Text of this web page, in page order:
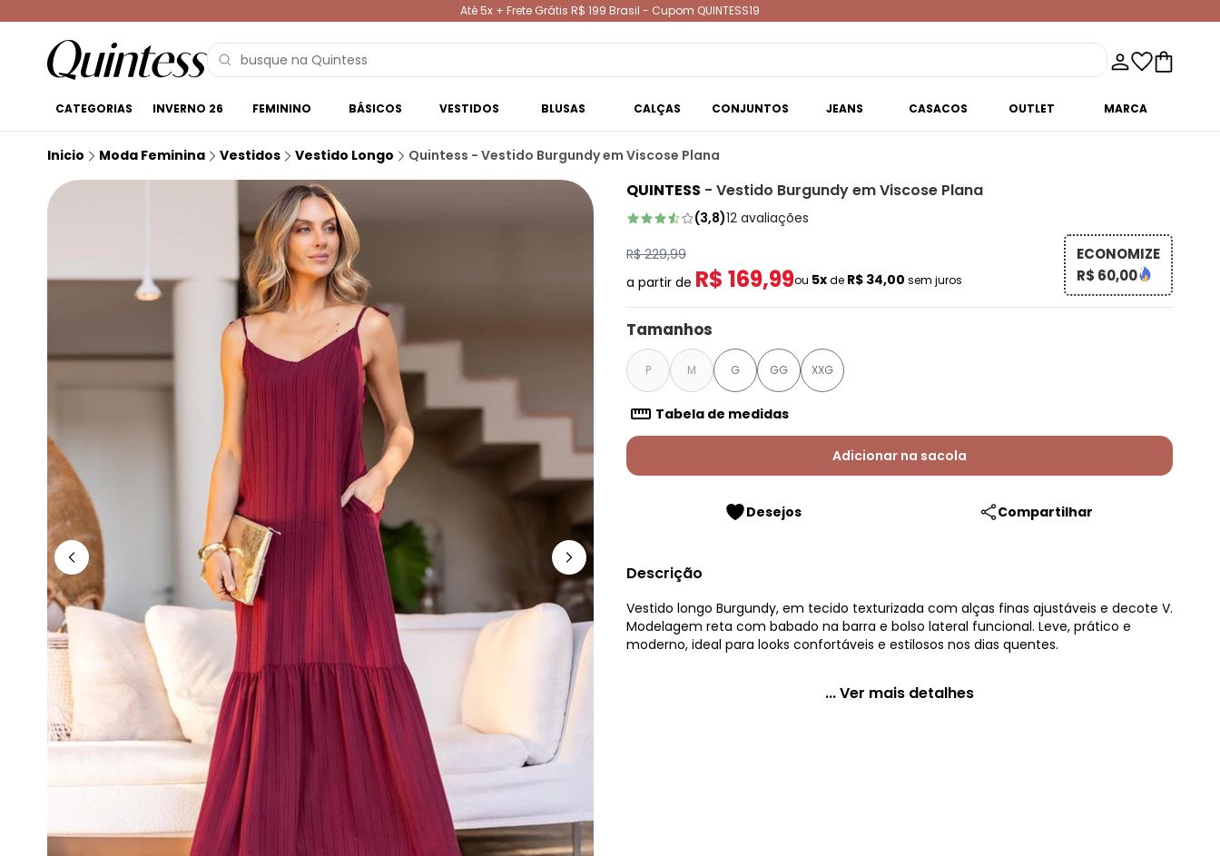
Até 5x + Frete Grátis R$ 199 Brasil - Cupom QUINTESS19
CATEGORIAS INVERNO 26 FEMININO BÁSICOS VESTIDOS BLUSAS CALÇAS CONJUNTOS JEANS CASACOS OUTLET MARCA
Inicio Moda Feminina Vestidos Vestido Longo Quintess - Vestido Burgundy em Viscose Plana
QUINTESS - Vestido Burgundy em Viscose Plana
(3,8)12 avaliações
R$ 229,99
a partir de R$ 169,99ou 5xde R$ 34,00 sem juros
ECONOMIZE
R$ 60,00
Tamanhos
P M G GG XXG
Tabela de medidas
Adicionar na sacola
Desejos Compartilhar
Descrição
Vestido longo Burgundy, em tecido texturizada com alças finas ajustáveis e decote V.
Modelagem reta com babado na barra e bolso lateral funcional. Leve, prático e
moderno, ideal para looks confortáveis e estilosos nos dias quentes.
... Ver mais detalhes